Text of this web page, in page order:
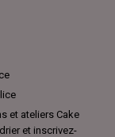
et ateliers Cake
et inscrivez-